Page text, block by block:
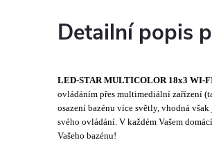
Detailní popis
LED-STAR MULTICOLOR 18x3 WI-
ovládáním přes multimediální zařízení
osazení bazénu více světly, vhodná
svého ovládání. V každém Vašem
Vašeho bazénu!